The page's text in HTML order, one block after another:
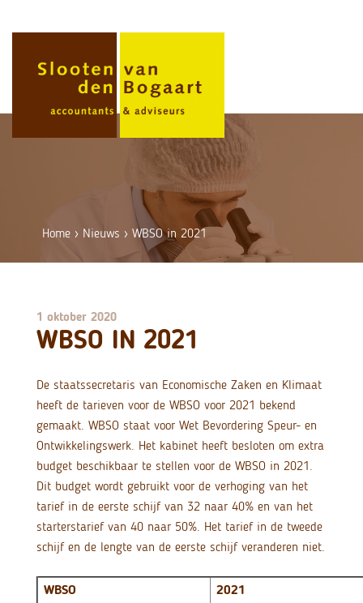
Home › Nieuws ›WBSO in 2021
1 oktober 2020
WBSO IN 2021
De staatssecretaris van Economische Zaken en Klimaat
heeft de tarieven voor de WBSO voor 2021 bekend
gemaakt. WBSO staat voor Wet Bevordering Speur- en
Ontwikkelingswerk. Het kabinet heeft besloten om extra
budget beschikbaar te stellen voor de WBSO in 2021.
Dit budget wordt gebruikt voor de verhoging van het
tarief in de eerste schijf van 32 naar 40% en van het
starterstarief van 40 naar 50%. Het tarief in de tweede
schijf en de lengte van de eerste schijf veranderen niet.
WBSO 2021